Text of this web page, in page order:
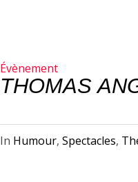
Évènement
THOMAS
In Humour,Spectacles,